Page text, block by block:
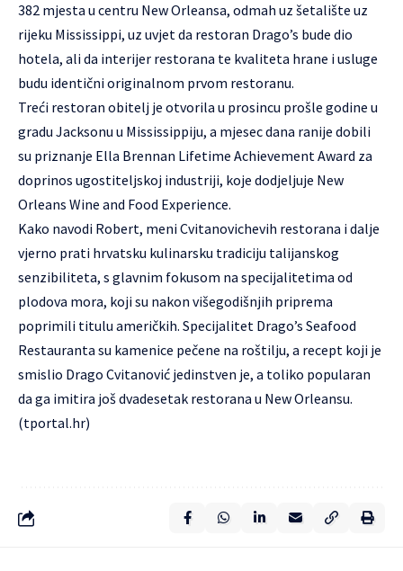
382 mjesta u centru New Orleansa, odmah uz šetalište uz
rijeku Mississippi, uz uvjet da restoran Drago’s bude dio
hotela, ali da interijer restorana te kvaliteta hrane i usluge
budu identični originalnom prvom restoranu.
Treći restoran obitelj je otvorila u prosincu prošle godine u
gradu Jacksonu u Mississippiju, a mjesec dana ranije dobili
su priznanje Ella Brennan Lifetime Achievement Award za
doprinos ugostiteljskoj industriji, koje dodjeljuje New
Orleans Wine and Food Experience.
Kako navodi Robert, meni Cvitanovichevih restorana i dalje
vjerno prati hrvatsku kulinarsku tradiciju talijanskog
senzibiliteta, s glavnim fokusom na specijalitetima od
plodova mora, koji su nakon višegodišnjih priprema
poprimili titulu američkih. Specijalitet Drago’s Seafood
Restauranta su kamenice pečene na roštilju, a recept koji je
smislio Drago Cvitanović jedinstven je, a toliko popularan
da ga imitira još dvadesetak restorana u New Orleansu.
(tportal.hr)